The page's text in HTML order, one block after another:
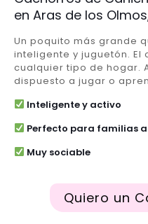
en Aras de los
Un poquito más grande
inteligente y juguetón. El
cualquier tipo de hogar.
dispuesto a jugar o
Inteligente y activo
Perfecto para familias
Muy sociable
Quiero un